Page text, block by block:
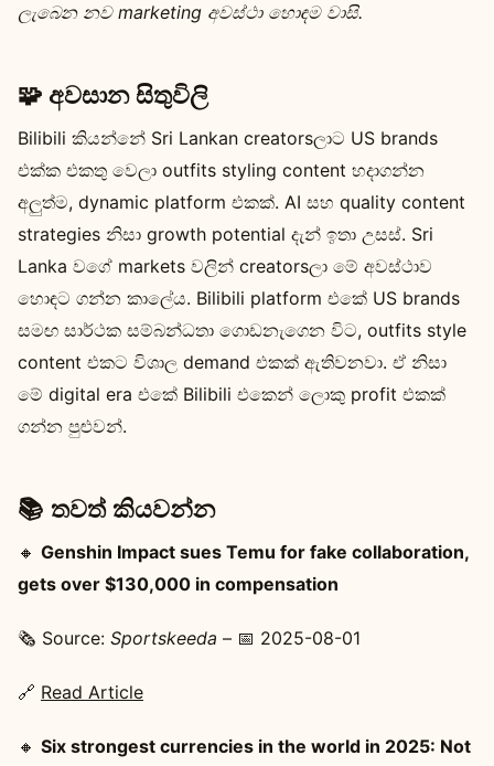
ලැබෙන නව marketing අවස්ථා හොඳම වාසි.
🧩 අවසාන සිතුවිලි
Bilibili කියන්නේ Sri Lankan creatorsලාට US brands
එක්ක එකතු වෙලා outfits styling content හදාගන්න
අලුත්ම, dynamic platform එකක්. AI සහ quality content
strategies නිසා growth potential දැන් ඉතා උසස්. Sri
Lanka වගේ markets වලින් creatorsලා මේ අවස්ථාව
හොඳට ගන්න කාලේය. Bilibili platform එකේ US brands
සමඟ සාර්ථක සම්බන්ධතා ගොඩනැගෙන විට, outfits style
content එකට විශාල demand එකක් ඇතිවනවා. ඒ නිසා
මේ digital era එකේ Bilibili එකෙන් ලොකු profit එකක්
ගන්න පුළුවන්.
📚 තවත් කියවන්න
🔸 Genshin Impact sues Temu for fake collaboration,
gets over $130,000 in compensation
🗞️ Source: Sportskeeda – 📅 2025-08-01
🔗 Read Article
🔸 Six strongest currencies in the world in 2025: Not